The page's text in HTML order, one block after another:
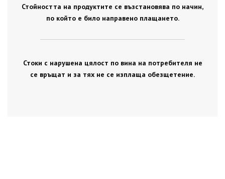
Стойността на продуктите се възстановява по начин,
по който е било направено плащането.
Стоки с нарушена цялост по вина на потребителя не
се връщат и за тях не се изплаща обезщетение.